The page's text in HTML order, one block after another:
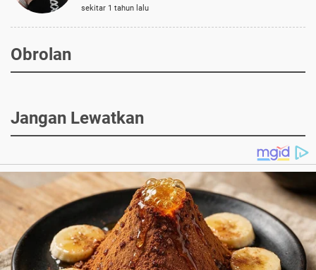
sekitar 1 tahun lalu
Obrolan
Jangan Lewatkan